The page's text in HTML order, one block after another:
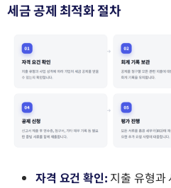
세금 공제 최적화 절차
자격 요건 확인: 지출 유형과